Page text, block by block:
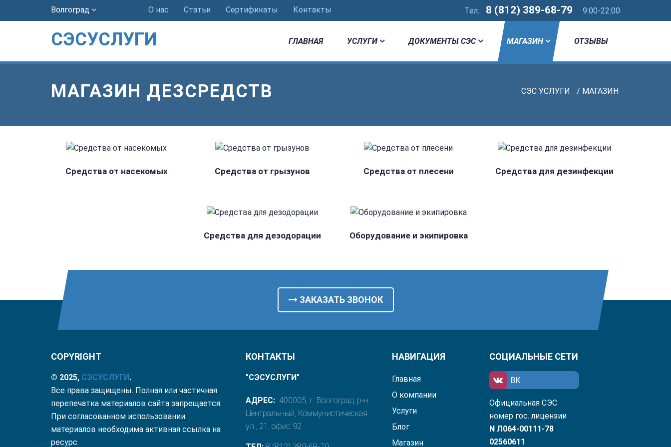
Волгоград О нас Статьи Сертификаты Контакты Тел.: 8 (812) 389-68-79 9:00-22:00
СЭСУСЛУГИ ГЛАВНАЯ УСЛУГИ ДОКУМЕНТЫ СЭС МАГАЗИН ОТЗЫВЫ
МАГАЗИН ДЕЗСРЕДСТВ СЭС УСЛУГИ / МАГАЗИН
Средства от насекомых Средства от грызунов Средства от плесени Средства для дезинфекции
Средства для дезодорации Оборудование и экипировка
ЗАКАЗАТЬ ЗВОНОК
COPYRIGHT
© 2025, СЭСУСЛУГИ.
Все права защищены. Полная или частичная
перепечатка материалов сайта запрещается.
При согласованном использовании
материалов необходима активная ссылка на
ресурс.
КОНТАКТЫ
"СЭСУСЛУГИ"
АДРЕС: 400005, г. Волгоград, р-н
Центральный, Коммунистическая
ул., 21, офис 92
НАВИГАЦИЯ
Главная
О компании
Услуги
Блог
Магазин
СОЦИАЛЬНЫЕ СЕТИ
ВК
Официальная СЭС
номер гос. лицензии
N Л064-00111-78
02560611